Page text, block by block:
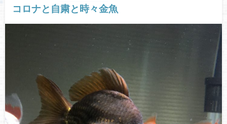
コロナと自粛と時々金魚